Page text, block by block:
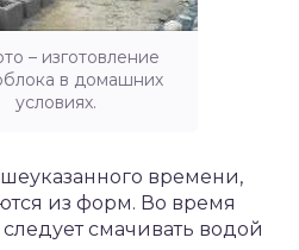
– изготовление
в домашних
условиях.
времени,
из форм. Во время
смачивать водой